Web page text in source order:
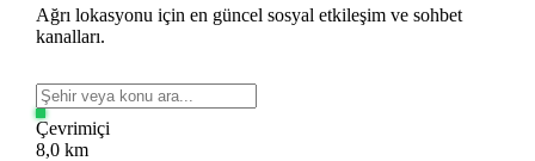
Ağrı lokasyonu için en güncel sosyal etkileşim ve sohbet
kanalları.
Çevrimiçi
8,0 km